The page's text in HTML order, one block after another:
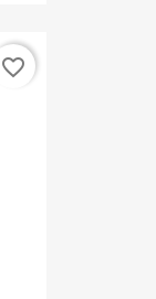
favorite_border